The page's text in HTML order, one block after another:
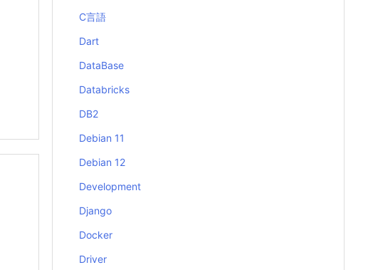
C言語
Dart
DataBase
Databricks
DB2
Debian 11
Debian 12
Development
Django
Docker
Driver